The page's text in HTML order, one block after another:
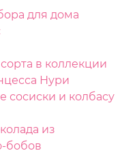
для дома
в коллекции
Нури
сосиски и колбасу
из
бобов